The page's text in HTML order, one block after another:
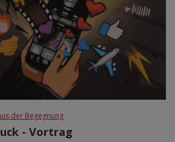
der Begegnung
- Vortrag